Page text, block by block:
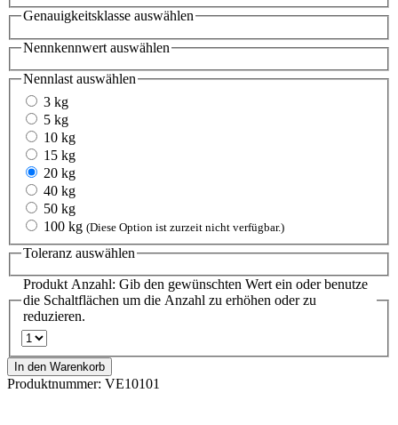
Genauigkeitsklasse auswählen
Nennkennwert auswählen
Nennlast auswählen
3 kg
5 kg
10 kg
15 kg
20 kg
40 kg
50 kg
100 kg (Diese Option ist zurzeit nicht verfügbar.)
Toleranz auswählen
Produkt Anzahl: Gib den gewünschten Wert ein oder benutze
die Schaltflächen um die Anzahl zu erhöhen oder zu
reduzieren.
In den Warenkorb
Produktnummer: VE10101